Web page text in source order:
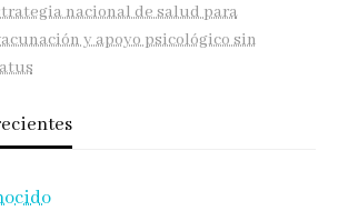
nacional de salud para
y apoyo psicológico sin